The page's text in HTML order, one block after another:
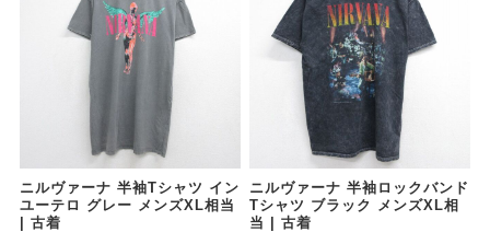
90年代 70年代
60年代 40年代
すべての年代を見る
ニルヴァーナ 半袖Tシャツ イン
ユーテロ グレー メンズXL相当
| 古着
ニルヴァーナ 半袖ロックバンド
Tシャツ ブラック メンズXL相
当 | 古着